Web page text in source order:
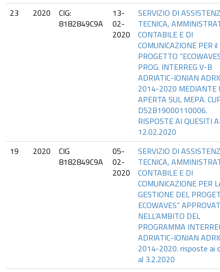
23
2020
CIG:
8182849C9A
13-
02-
2020
SERVIZIO DI
TECNICA,
CONTABILE E DI
COMUNICAZIONE PER il
PROGETTO
PROG. INTERREG V-B
ADRIATIC-IONIAN
2014-2020 MEDIANTE
APERTA SUL MEPA.
D52B19000110006.
RISPOSTE AI QUESITI
12.02.2020
19
2020
CIG
8182849C9A
05-
02-
2020
SERVIZIO DI
TECNICA,
CONTABILE E DI
COMUNICAZIONE PER
GESTIONE DEL
ECOWAVES”
NELL’AMBITO DEL
PROGRAMMA
ADRIATIC-IONIAN
2014-2020. risposte ai
al 3.2.2020